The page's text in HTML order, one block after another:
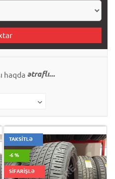
haqda ətraflı...
TAKSİTLƏ
-6 %
SİFARİŞLƏ